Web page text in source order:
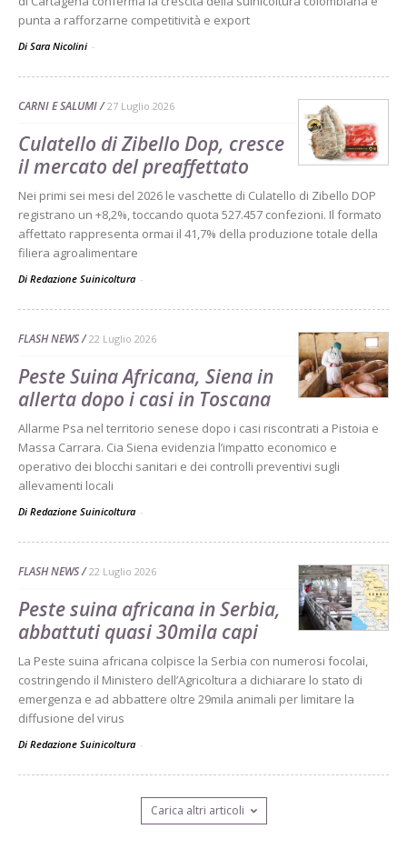
punta a rafforzarne competitività e export
Di Sara Nicolini -
CARNI E SALUMI 27 Luglio 2026
Culatello di Zibello Dop, cresce
il mercato del preaffettato
Nei primi sei mesi del 2026 le vaschette di Culatello di Zibello DOP
registrano un +8,2%, toccando quota 527.457 confezioni. Il formato
affettato rappresenta ormai il 41,7% della produzione totale della
filiera agroalimentare
Di Redazione Suinicoltura -
FLASH NEWS 22 Luglio 2026
Peste Suina Africana, Siena in
allerta dopo i casi in Toscana
Allarme Psa nel territorio senese dopo i casi riscontrati a Pistoia e
Massa Carrara. Cia Siena evidenzia l’impatto economico e
operativo dei blocchi sanitari e dei controlli preventivi sugli
allevamenti locali
Di Redazione Suinicoltura -
FLASH NEWS 22 Luglio 2026
Peste suina africana in Serbia,
abbattuti quasi 30mila capi
La Peste suina africana colpisce la Serbia con numerosi focolai,
costringendo il Ministero dell’Agricoltura a dichiarare lo stato di
emergenza e ad abbattere oltre 29mila animali per limitare la
diffusione del virus
Di Redazione Suinicoltura -
Carica altri articoli